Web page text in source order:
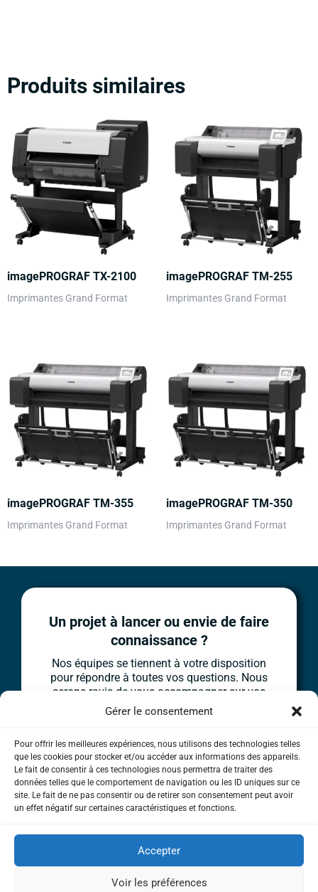
Gérer le consentement
Pour offrir les meilleures expériences, nous utilisons des technologies telles
que les cookies pour stocker et/ou accéder aux informations des appareils.
Le fait de consentir à ces technologies nous permettra de traiter des
données telles que le comportement de navigation ou les ID uniques sur ce
site. Le fait de ne pas consentir ou de retirer son consentement peut avoir
un effet négatif sur certaines caractéristiques et fonctions.
Accepter
Voir les préférences
Produits similaires
imagePROGRAF TX-2100
Imprimantes Grand Format
imagePROGRAF TM-255
Imprimantes Grand Format
imagePROGRAF TM-355
Imprimantes Grand Format
imagePROGRAF TM-350
Imprimantes Grand Format
Un projet à lancer ou envie de faire
connaissance ?​
Nos équipes se tiennent à votre disposition
pour répondre à toutes vos questions. Nous
serons ravis de vous accompagner sur vos
problématiques, enjeux et objectifs.​
PLAN DU SITE
DONNEES PERSONNELLES